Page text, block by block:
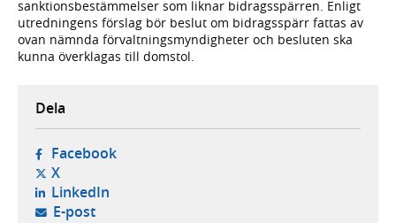
sanktionsbestämmelser som liknar bidragsspärren. Enligt
utredningens förslag bör beslut om bidragsspärr fattas av
ovan nämnda förvaltningsmyndigheter och besluten ska
kunna överklagas till domstol.
Dela
Facebook- öppnas i ny flik, extern webbplats,
X- öppnas i ny flik, extern webbplats,
LinkedIn- öppnas i ny flik, extern webbplats,
E-post- öppnar din e-postklient,